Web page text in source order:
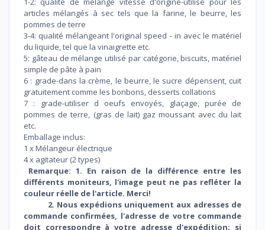
articles mélangés à sec tels que la farine, le beurre, les
pommes de terre
3-4: qualité mélangeant l'original speed - in avec le matériel
du liquide, tel que la vinaigrette etc.
5: gâteau de mélange utilisé par catégorie, biscuits, matériel
simple de pâte à pain
6 : grade-dans la crème, le beurre, le sucre dépensent, cuit
gratuitement comme les bonbons, desserts collations
7 : grade-utiliser d oeufs envoyés, glaçage, purée de
pommes de terre, (gras de lait) gaz moussant avec du lait
etc.
Emballage inclus:
1 x Mélangeur électrique
4 x agitateur (2 types)
Remarque: 1. En raison de la différence entre les
différents moniteurs, l'image peut ne pas refléter la
couleur réelle de l'article. Merci!
2. Nous expédions uniquement aux adresses de
commande confirmées, l'adresse de votre commande
doit correspondre à votre adresse d'expédition; si